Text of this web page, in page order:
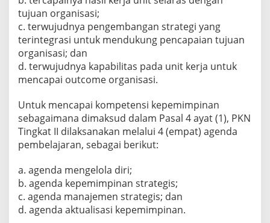
tujuan organisasi;
c. terwujudnya pengembangan strategi yang
terintegrasi untuk mendukung pencapaian tujuan
organisasi; dan
d. terwujudnya kapabilitas pada unit kerja untuk
mencapai outcome organisasi.
Untuk mencapai kompetensi kepemimpinan
sebagaimana dimaksud dalam Pasal 4 ayat (1), PKN
Tingkat II dilaksanakan melalui 4 (empat) agenda
pembelajaran, sebagai berikut:
a. agenda mengelola diri;
b. agenda kepemimpinan strategis;
c. agenda manajemen strategis; dan
d. agenda aktualisasi kepemimpinan.